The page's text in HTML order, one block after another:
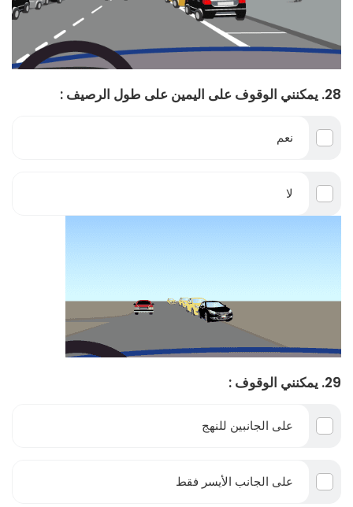
28. يمكنني الوقوف على اليمين على طول الرصيف :
نعم
لا
29. يمكنني الوقوف :
على الجانبين للنهج
على الجانب الأيسر فقط